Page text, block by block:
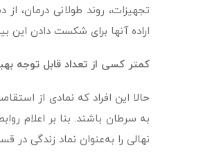
تجهیزات، روند طولانی درمان،
اراده آنها برای شکست دادن این
کمتر کسی از تعداد قابل توجه
حالا این افراد که نمادی از
به سرطان باشند. بنا بر اعلام
نهالی را به‌عنوان نماد زندگی در قسمتی از این بوستان بکارند. ٢٦ نهالی که از این پس هر